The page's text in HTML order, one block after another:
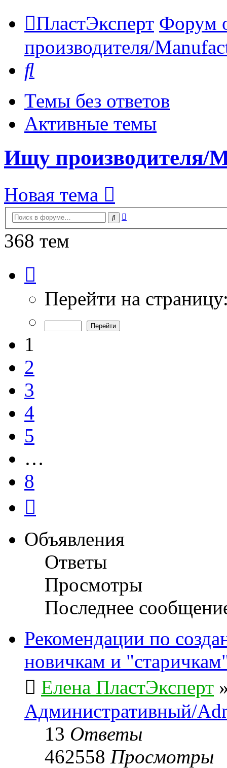
ПластЭксперт Форум
производителя/
Темы без ответов
Активные темы
Ищу производителя/
Новая тема
Поиск
368 тем
из
Перейти на
1
2
3
4
5
…
8
Объявления
Ответы
Просмотры
Последнее
Рекомендации по
новичкам и
Елена ПластЭксперт
Административный/
13 Ответы
462558 Просмотры